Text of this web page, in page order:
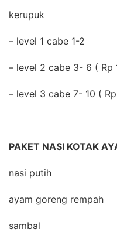
kerupuk
– level 1 cabe 1-2
– level 2 cabe 3- 6 ( Rp
– level 3 cabe 7- 10 (
PAKET NASI KOTAK
nasi putih
ayam goreng rempah
sambal